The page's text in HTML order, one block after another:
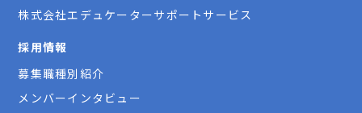
株式会社エデュケーターサポートサービス
採用情報
募集職種別紹介
メンバーインタビュー